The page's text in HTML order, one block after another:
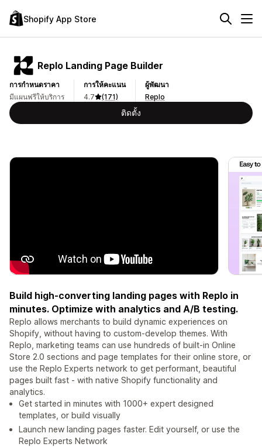
Shopify App Store
Replo Landing Page Builder
การกำหนดราคา
มีแผนฟรีให้บริการ
การให้คะแนน
4.7
(171)
ผู้พัฒนา
Replo
ติดตั้ง
Build high-converting landing pages with Replo in
minutes. Optimize with analytics and A/B testing.
Replo allows merchants to build dynamic experiences on
Shopify, without having to custom-develop themes. With
Replo, marketing teams can use hundreds of built-in Online
Store 2.0 sections and page templates for their online store, or
use the Replo Experts network to get performant, beautiful
pages built fast - with native Shopify functionality and
analytics.
Get started in minutes with 1000+ expert designed
templates, or build visually
Launch new landing pages faster. Edit yourself, or use the
Replo Experts Network